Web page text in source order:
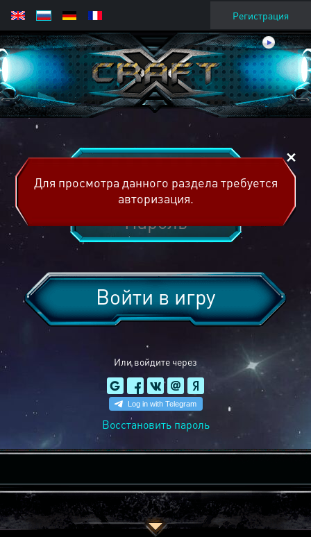
Регистрация
Или войдите через
Войти в игру
Восстановить пароль
Для просмотра данного раздела требуется
авторизация.